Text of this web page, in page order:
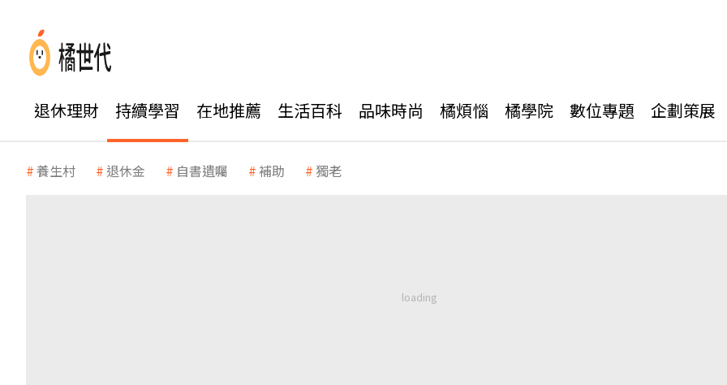
退休理財 持續學習 在地推薦 生活百科 品味時尚 橘煩惱 橘學院 數位專題 企劃策展
養生村 退休金 自書遺囑 補助 獨老